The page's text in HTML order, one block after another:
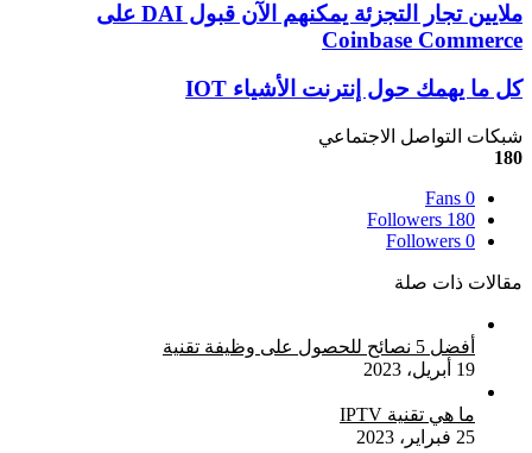
ملايين
تجار
التجزئة
يمكنهم
الآن
قبول
DAI
على
Coinbase
Commerce
ملايين تجار التجزئة يمكنهم الآن قبول DAI على
Coinbase Commerce
كل
يهمك
حول
الأشياء
IOT
كل ما يهمك حول إنترنت الأشياء IOT
شبكات التواصل الاجتماعي
180
0
Fans
180
Followers
0
Followers
مقالات ذات صلة
أفضل 5 نصائح للحصول على وظيفة تقنية
19 أبريل، 2023
ما هي تقنية IPTV
25 فبراير، 2023